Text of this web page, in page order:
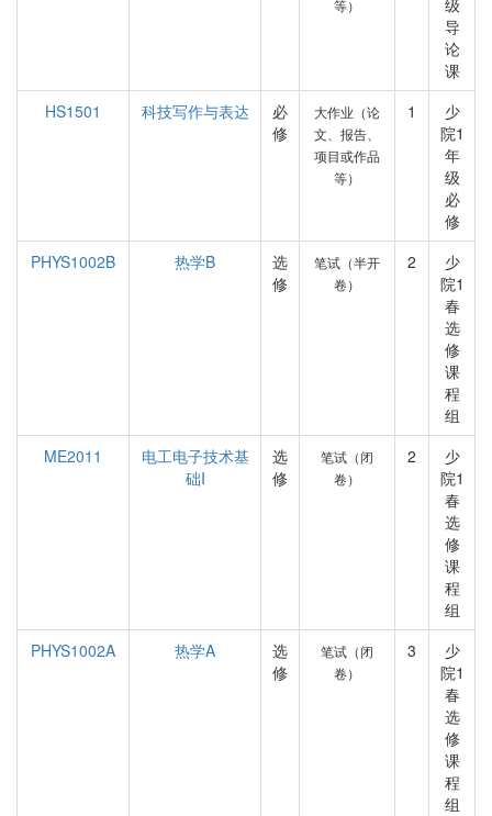
等）
级
导
论
课
HS1501
科技写作与表达
必
修
大作业（论
文、报告、
项目或作品
等）
1
少
院1
年
级
必
修
PHYS1002B
热学B
选
修
笔试（半开
卷）
2
少
院1
春
选
修
课
程
组
ME2011
电工电子技术基
础I
选
修
笔试（闭
卷）
2
少
院1
春
选
修
课
程
组
PHYS1002A
热学A
选
修
笔试（闭
卷）
3
少
院1
春
选
修
课
程
组